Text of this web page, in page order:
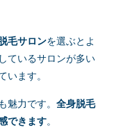
毛サロンを選ぶとよ
ているサロンが多い
います。
魅力です。 全身脱毛
できます。